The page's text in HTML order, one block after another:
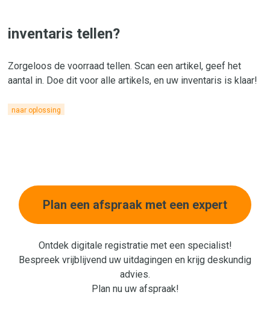
inventaris tellen?
Zorgeloos de voorraad tellen. Scan een artikel, geef het
aantal in. Doe dit voor alle artikels, en uw inventaris is klaar!
naar oplossing
Plan een afspraak met een expert
Ontdek digitale registratie met een specialist!
Bespreek vrijblijvend uw uitdagingen en krijg deskundig
advies.
Plan nu uw afspraak!